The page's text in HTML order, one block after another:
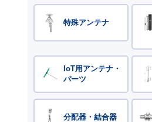
特殊アンテナ
IoT用アンテナ・
パーツ
分配器・結合器